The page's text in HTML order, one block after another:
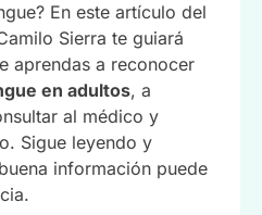
En este artículo del
Sierra te guiará
aprendas a reconocer
en adultos, a
al médico y
Sigue leyendo y
información puede